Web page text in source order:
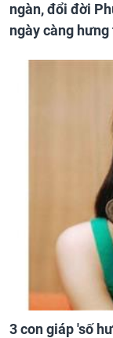
ngàn, đổi đời
ngày càng
3 con giáp 'số